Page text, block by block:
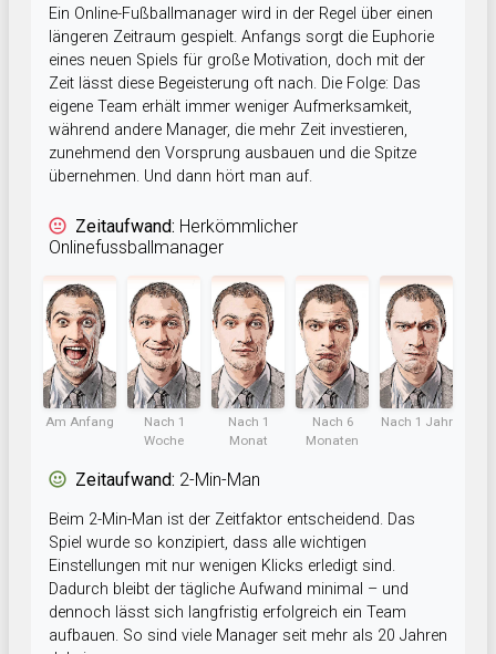
Ein Online-Fußballmanager wird in der Regel über einen
längeren Zeitraum gespielt. Anfangs sorgt die Euphorie
eines neuen Spiels für große Motivation, doch mit der
Zeit lässt diese Begeisterung oft nach. Die Folge: Das
eigene Team erhält immer weniger Aufmerksamkeit,
während andere Manager, die mehr Zeit investieren,
zunehmend den Vorsprung ausbauen und die Spitze
übernehmen. Und dann hört man auf.
Zeitaufwand: Herkömmlicher
Onlinefussballmanager
Am Anfang
Nach 1
Woche
Nach 1
Monat
Nach 6
Monaten
Nach 1 Jahr
Zeitaufwand: 2-Min-Man
Beim 2-Min-Man ist der Zeitfaktor entscheidend. Das
Spiel wurde so konzipiert, dass alle wichtigen
Einstellungen mit nur wenigen Klicks erledigt sind.
Dadurch bleibt der tägliche Aufwand minimal – und
dennoch lässt sich langfristig erfolgreich ein Team
aufbauen. So sind viele Manager seit mehr als 20 Jahren